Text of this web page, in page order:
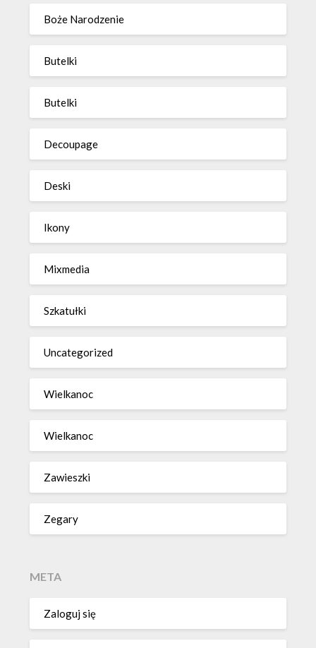
Boże Narodzenie
Butelki
Butelki
Decoupage
Deski
Ikony
Mixmedia
Szkatułki
Uncategorized
Wielkanoc
Wielkanoc
Zawieszki
Zegary
META
Zaloguj się